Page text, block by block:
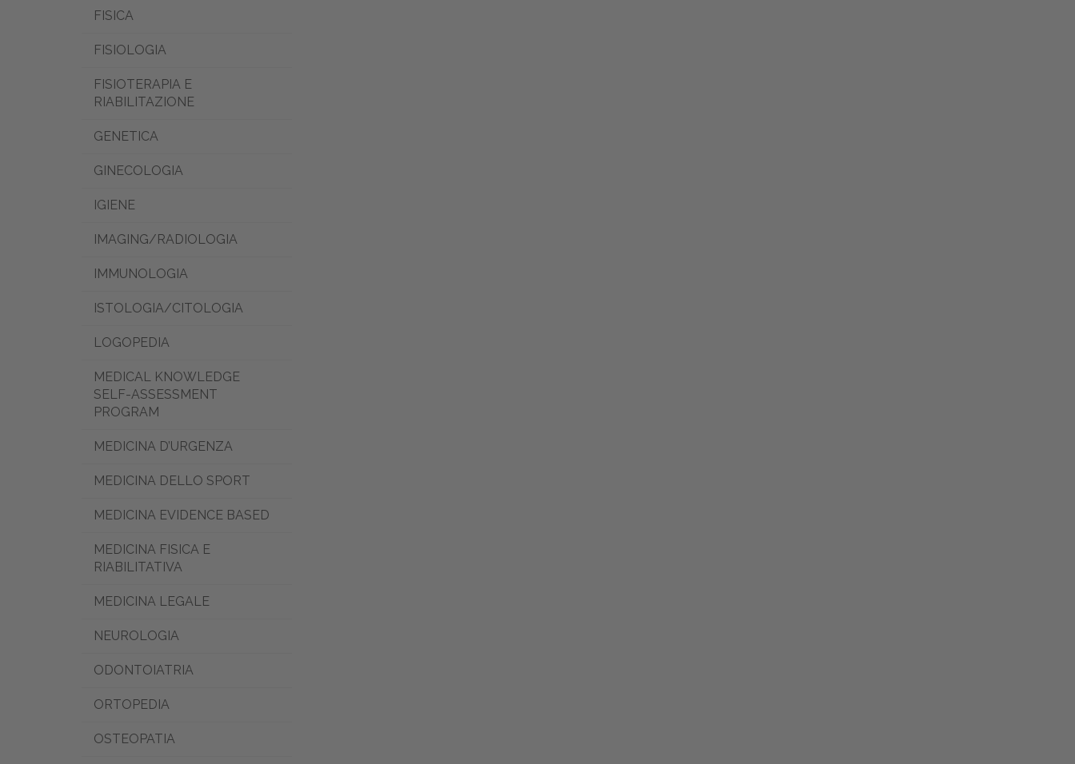
FISICA
FISIOLOGIA
FISIOTERAPIA E
RIABILITAZIONE
GENETICA
GINECOLOGIA
IGIENE
IMAGING/RADIOLOGIA
IMMUNOLOGIA
ISTOLOGIA/CITOLOGIA
LOGOPEDIA
MEDICAL KNOWLEDGE
SELF-ASSESSMENT
PROGRAM
MEDICINA D’URGENZA
MEDICINA DELLO SPORT
MEDICINA EVIDENCE BASED
MEDICINA FISICA E
RIABILITATIVA
MEDICINA LEGALE
NEUROLOGIA
ODONTOIATRIA
ORTOPEDIA
OSTEOPATIA